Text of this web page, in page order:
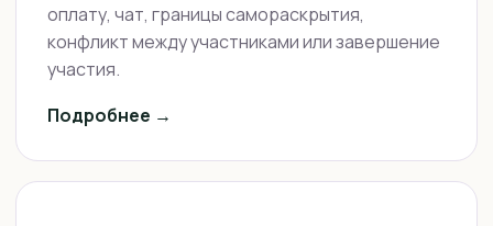
оплату, чат, границы самораскрытия,
конфликт между участниками или завершение
участия.
Подробнее →